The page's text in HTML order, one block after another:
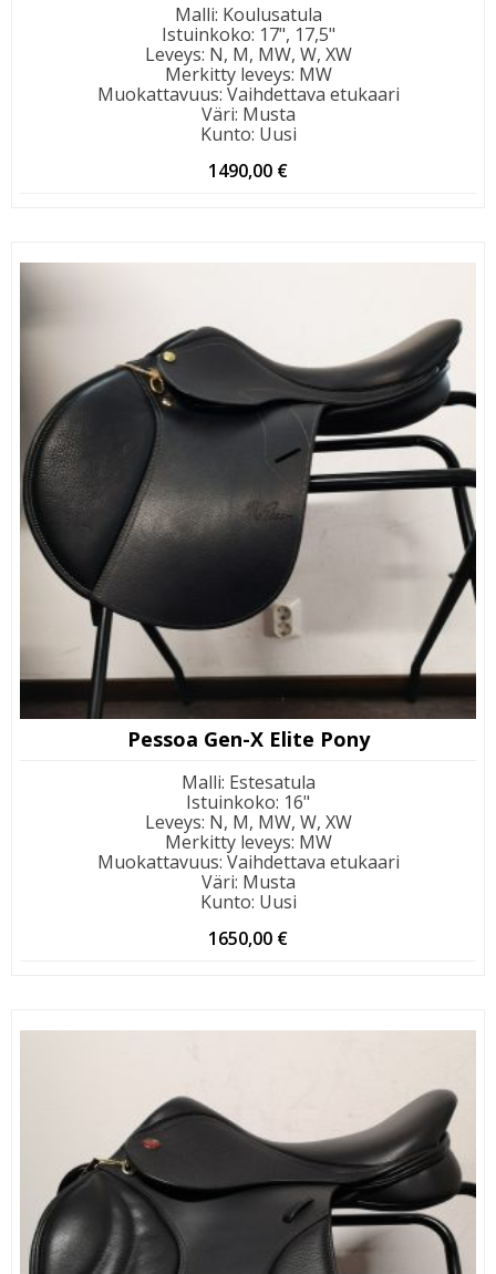
Malli: Koulusatula
Istuinkoko: 17", 17,5"
Leveys: N, M, MW, W, XW
Merkitty leveys: MW
Muokattavuus: Vaihdettava etukaari
Väri: Musta
Kunto: Uusi
1490,00 €
Pessoa Gen-X Elite Pony
Malli: Estesatula
Istuinkoko: 16"
Leveys: N, M, MW, W, XW
Merkitty leveys: MW
Muokattavuus: Vaihdettava etukaari
Väri: Musta
Kunto: Uusi
1650,00 €